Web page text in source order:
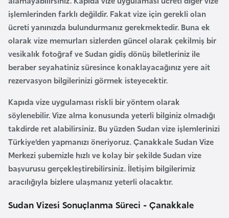
işlemlerinden farklı değildir. Fakat vize için gerekli olan
ücreti yanınızda bulundurmanız gerekmektedir. Buna ek
olarak vize memurları sizlerden güncel olarak çekilmiş bir
vesikalık fotoğraf ve Sudan gidiş dönüş biletleriniz ile
beraber seyahatiniz süresince konaklayacağınız yere ait
rezervasyon bilgilerinizi görmek isteyecektir.
Kapıda vize uygulaması riskli bir yöntem olarak
söylenebilir. Vize alma konusunda yeterli bilginiz olmadığı
takdirde ret alabilirsiniz. Bu yüzden Sudan vize işlemlerinizi
Türkiye’den yapmanızı öneriyoruz.Çanakkale Sudan Vize
Merkezi şubemizle hızlı ve kolay bir şekildeSudan vize
başvurusu gerçekleştirebilirsiniz. İletişim bilgilerimiz
aracılığıyla bizlere ulaşmanız yeterli olacaktır.
Sudan Vizesi Sonuçlanma Süreci - Çanakkale
i
r
C
i
b
u
t
i
Ç
i
n
D